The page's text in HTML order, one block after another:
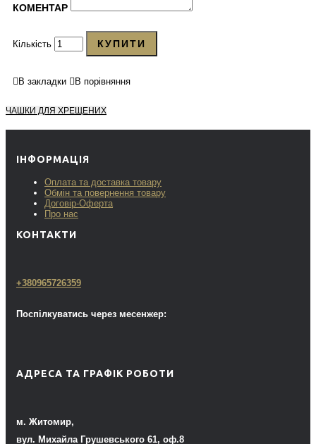
КОМЕНТАР
Кількість КУПИТИ
В закладки В порівняння
ЧАШКИ ДЛЯ ХРЕЩЕНИХ
ІНФОРМАЦІЯ
Оплата та доставка товару
Обмін та повернення товару
Договір-Оферта
Про нас
КОНТАКТИ
+380965726359
Поспілкуватись через месенжер:
АДРЕСА ТА ГРАФІК РОБОТИ
м. Житомир,
вул. Михайла Грушевського 61, оф.8